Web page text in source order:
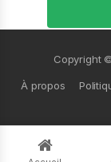
Copyright
À propos